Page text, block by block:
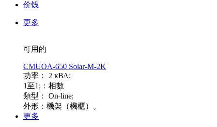
价钱
更多
可用的
CMUOA-650 Solar-M-2K
功率： 2 кВА;
1至1;：相數
類型： On-line;
外形：機架（機櫃）。
更多